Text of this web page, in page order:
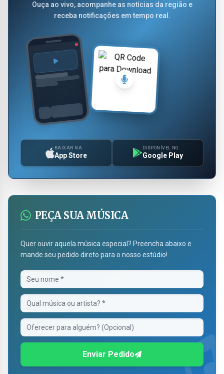
Ouça ao vivo, acompanhe as notícias da região e
receba notificações em tempo real.
BAIXAR NA
App Store
DISPONÍVEL NO
Google Play
PEÇA SUA MÚSICA
Quer ouvir aquela música especial? Preencha abaixo e
mande seu pedido direto para o nosso estúdio!
Enviar Pedido